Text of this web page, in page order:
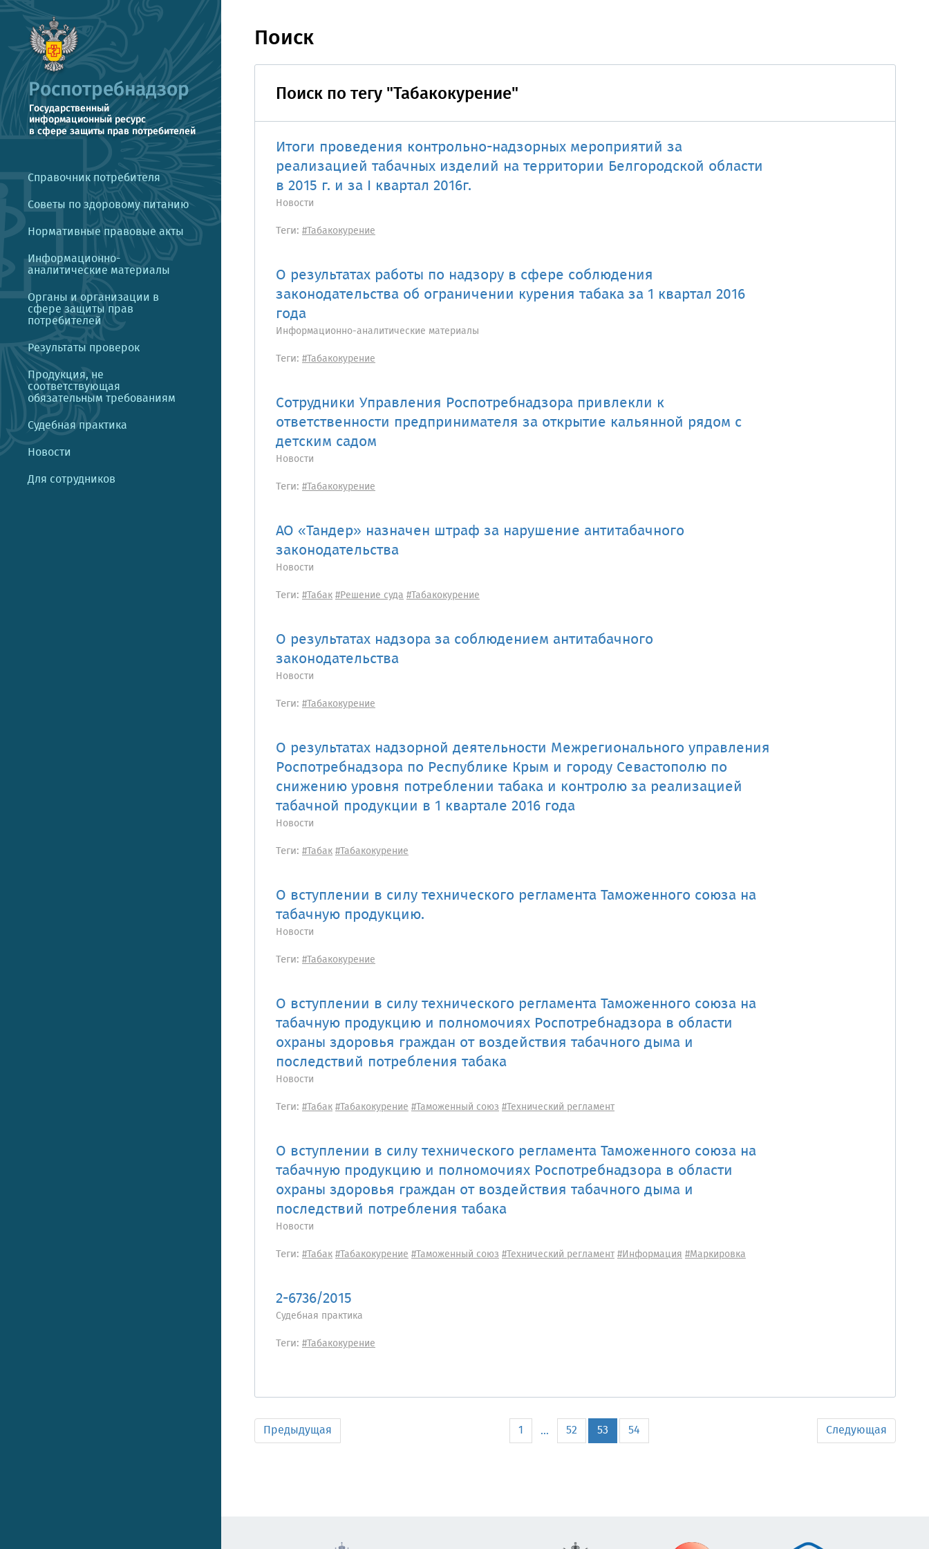
Справочник потребителя
Советы по здоровому питанию
Нормативные правовые акты
Информационно-
аналитические материалы
Органы и организации в
сфере защиты прав
потребителей
Результаты проверок
Продукция, не
соответствующая
обязательным требованиям
Судебная практика
Новости
Для сотрудников
Поиск
Поиск по тегу "Табакокурение"
Итоги проведения контрольно-надзорных мероприятий за
реализацией табачных изделий на территории Белгородской области
в 2015 г. и за I квартал 2016г.
Новости
Теги: #Табакокурение
О результатах работы по надзору в сфере соблюдения
законодательства об ограничении курения табака за 1 квартал 2016
года
Информационно-аналитические материалы
Теги: #Табакокурение
Сотрудники Управления Роспотребнадзора привлекли к
ответственности предпринимателя за открытие кальянной рядом с
детским садом
Новости
Теги: #Табакокурение
АО «Тандер» назначен штраф за нарушение антитабачного
законодательства
Новости
Теги: #Табак#Решение суда#Табакокурение
О результатах надзора за соблюдением антитабачного
законодательства
Новости
Теги: #Табакокурение
О результатах надзорной деятельности Межрегионального управления
Роспотребнадзора по Республике Крым и городу Севастополю по
снижению уровня потреблении табака и контролю за реализацией
табачной продукции в 1 квартале 2016 года
Новости
Теги: #Табак#Табакокурение
О вступлении в силу технического регламента Таможенного союза на
табачную продукцию.
Новости
Теги: #Табакокурение
О вступлении в силу технического регламента Таможенного союза на
табачную продукцию и полномочиях Роспотребнадзора в области
охраны здоровья граждан от воздействия табачного дыма и
последствий потребления табака
Новости
Теги: #Табак#Табакокурение#Таможенный союз#Технический регламент
О вступлении в силу технического регламента Таможенного союза на
табачную продукцию и полномочиях Роспотребнадзора в области
охраны здоровья граждан от воздействия табачного дыма и
последствий потребления табака
Новости
Теги: #Табак#Табакокурение#Таможенный союз#Технический регламент#Информация#Маркировка
2-6736/2015
Судебная практика
Теги: #Табакокурение
Предыдущая 1 ... 52 53 54 Следующая